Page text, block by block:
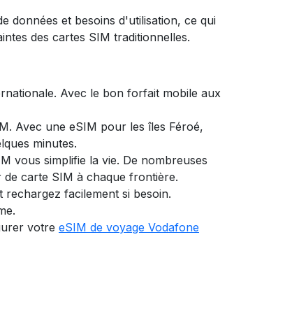
données et besoins d'utilisation, ce qui
des cartes SIM traditionnelles.
Avec le bon forfait mobile aux
Avec une eSIM pour les îles Féroé,
minutes.
vous simplifie la vie. De nombreuses
carte SIM à chaque frontière.
facilement si besoin.
votre eSIM de voyage Vodafone